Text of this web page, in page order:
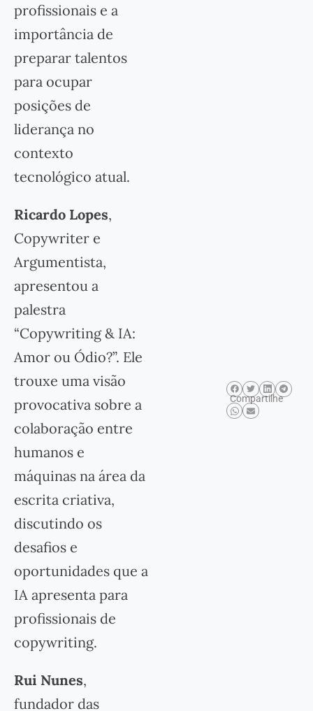
profissionais e a
importância de
preparar talentos
para ocupar
posições de
liderança no
contexto
tecnológico atual.
Ricardo Lopes,
Copywriter e
Argumentista,
apresentou a
palestra
“Copywriting & IA:
Amor ou Ódio?”. Ele
trouxe uma visão
provocativa sobre a
colaboração entre
humanos e
máquinas na área da
escrita criativa,
discutindo os
desafios e
oportunidades que a
IA apresenta para
profissionais de
copywriting.
Rui Nunes,
fundador das
Compartilhe